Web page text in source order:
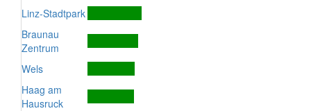
Linz-Stadtpark
Braunau
Zentrum
Wels
Haag am
Hausruck